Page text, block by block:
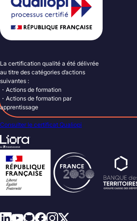
La certification qualité a été délivrée
au titre des catégories d’actions
suivantes :
・Actions de formation
・Actions de formation par
apprentissage
Consulter le certificat Qualiopi